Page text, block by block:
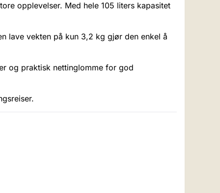
opplevelser. Med hele 105 liters kapasitet
lave vekten på kun 3,2 kg gjør den enkel å
og praktisk nettinglomme for god